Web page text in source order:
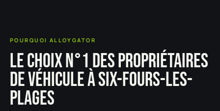
POURQUOI ALLOYGATOR
LE CHOIX N°1 DES PROPRIÉTAIRES
DE VÉHICULE À SIX-FOURS-LES-
PLAGES